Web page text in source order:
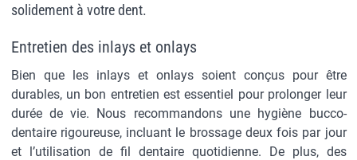
solidement à votre dent.
Entretien des inlays et onlays
Bien que les inlays et onlays soient conçus pour être
durables, un bon entretien est essentiel pour prolonger leur
durée de vie. Nous recommandons une hygiène bucco-
dentaire rigoureuse, incluant le brossage deux fois par jour
et l’utilisation de fil dentaire quotidienne. De plus, des